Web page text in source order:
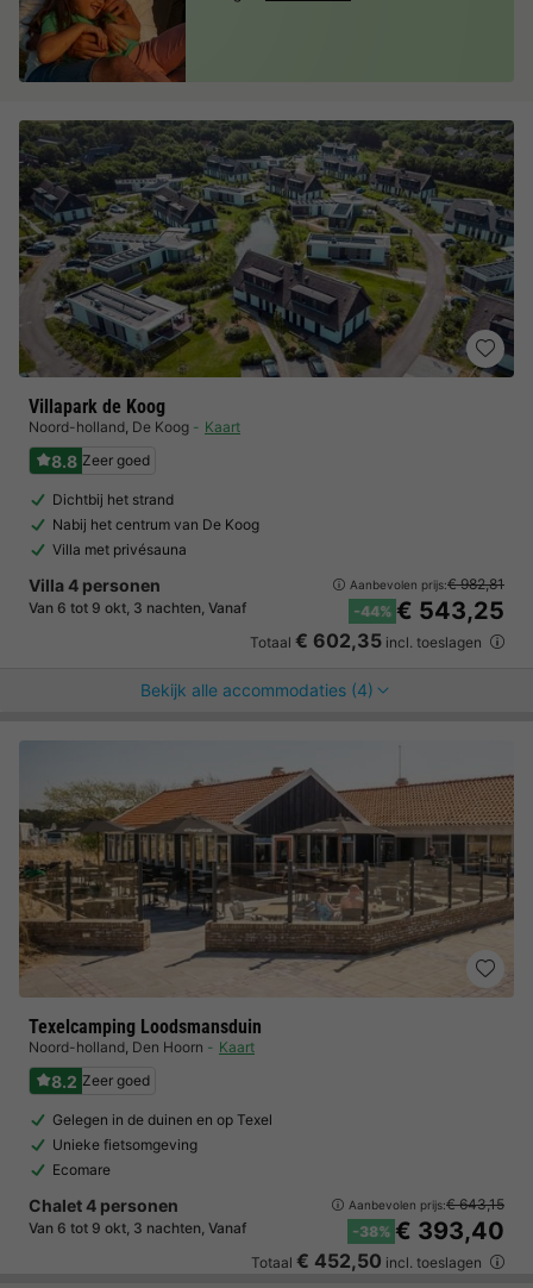
Villapark de Koog
Noord-holland, De Koog Kaart
8.8 Zeer goed
Dichtbij het strand
Nabij het centrum van De Koog
Villa met privésauna
Villa 4 personen
Van 6 tot 9 okt, 3 nachten, Vanaf
Aanbevolen prijs:€ 982,81
-44% € 543,25
Totaal € 602,35 incl. toeslagen
Bekijk alle accommodaties (4)
Texelcamping Loodsmansduin
Noord-holland, Den Hoorn Kaart
8.2 Zeer goed
Gelegen in de duinen en op Texel
Unieke fietsomgeving
Ecomare
Chalet 4 personen
Van 6 tot 9 okt, 3 nachten, Vanaf
Aanbevolen prijs:€ 643,15
-38% € 393,40
Totaal € 452,50 incl. toeslagen